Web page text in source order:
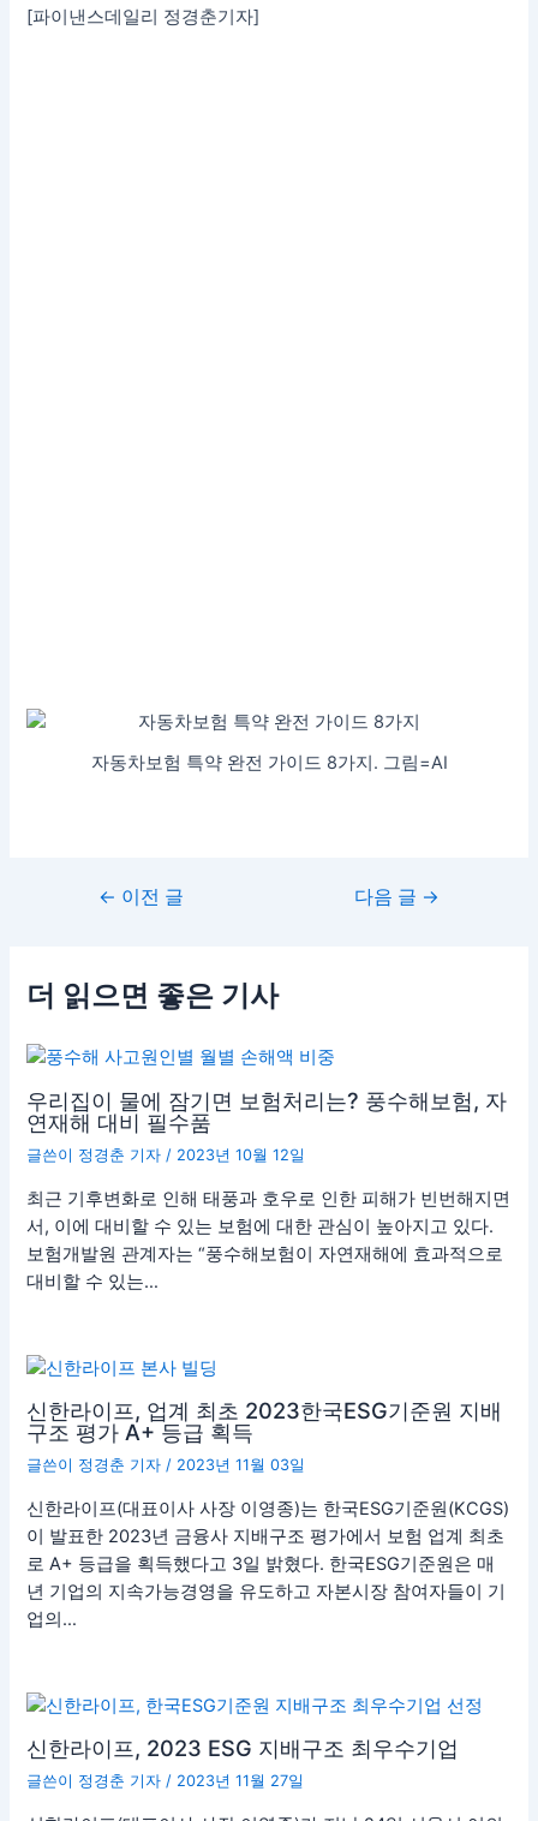
[파이낸스데일리 정경춘기자]
자동차보험 특약 완전 가이드 8가지. 그림=AI
← 이전 글 다음 글 →
더 읽으면 좋은 기사
우리집이 물에 잠기면 보험처리는? 풍수해보험, 자
연재해 대비 필수품
글쓴이 정경춘 기자/ 2023년 10월 12일
최근 기후변화로 인해 태풍과 호우로 인한 피해가 빈번해지면
서, 이에 대비할 수 있는 보험에 대한 관심이 높아지고 있다.
보험개발원 관계자는 “풍수해보험이 자연재해에 효과적으로
대비할 수 있는…
신한라이프, 업계 최초 2023한국ESG기준원 지배
구조 평가 A+ 등급 획득
글쓴이 정경춘 기자/ 2023년 11월 03일
신한라이프(대표이사 사장 이영종)는 한국ESG기준원(KCGS)
이 발표한 2023년 금융사 지배구조 평가에서 보험 업계 최초
로 A+ 등급을 획득했다고 3일 밝혔다. 한국ESG기준원은 매
년 기업의 지속가능경영을 유도하고 자본시장 참여자들이 기
업의…
신한라이프, 2023 ESG 지배구조 최우수기업
글쓴이 정경춘 기자/ 2023년 11월 27일